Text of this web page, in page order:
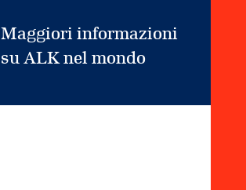
Maggiori informazioni
su ALK nel mondo